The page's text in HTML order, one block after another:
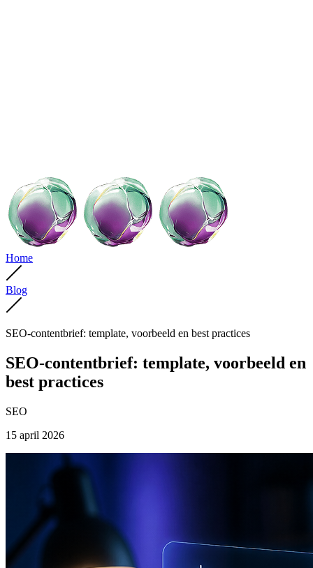
Home
Blog
SEO-contentbrief: template, voorbeeld en best practices
SEO-contentbrief: template, voorbeeld en
best practices
SEO
15 april 2026